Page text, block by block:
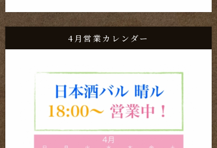
4月営業カレンダー